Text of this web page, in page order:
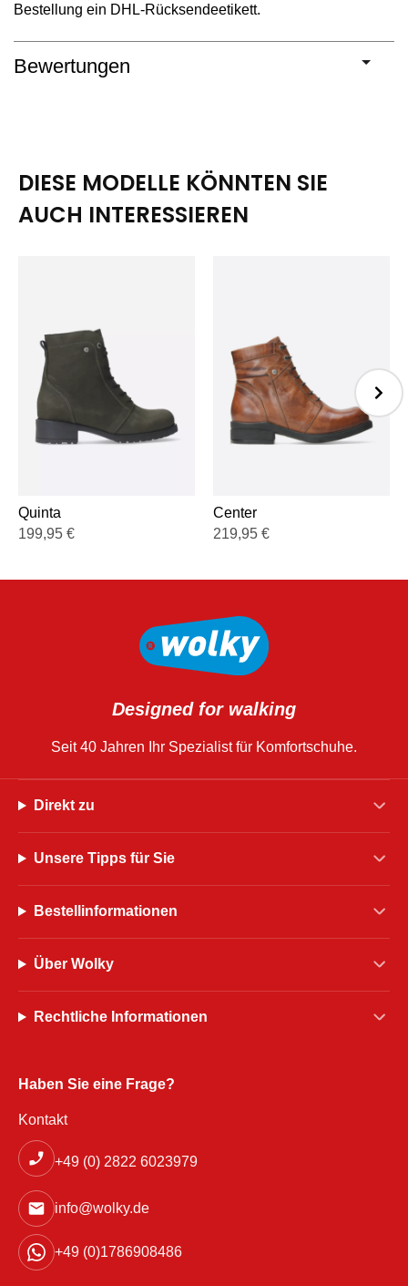
Bestellung ein DHL-Rücksendeetikett.
Bewertungen
DIESE MODELLE KÖNNTEN SIE
AUCH INTERESSIEREN
Quinta
199,95 €
Center
219,95 €
Designed for walking
Seit 40 Jahren Ihr Spezialist für Komfortschuhe.
Direkt zu
Unsere Tipps für Sie
Bestellinformationen
Über Wolky
Rechtliche Informationen
Haben Sie eine Frage?
Kontakt
+49 (0) 2822 6023979
info@wolky.de
+49 (0)1786908486